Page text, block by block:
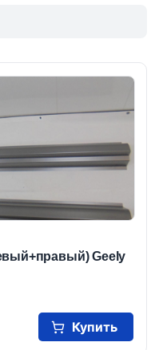
Geely
Купить